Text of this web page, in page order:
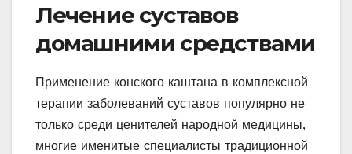
Лечение суставов
домашними средствами
Применение конского каштана в комплексной
терапии заболеваний суставов популярно не
только среди ценителей народной медицины,
многие именитые специалисты традиционной